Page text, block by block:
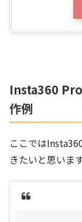
Insta360
作例
ここでは
きたいと思います